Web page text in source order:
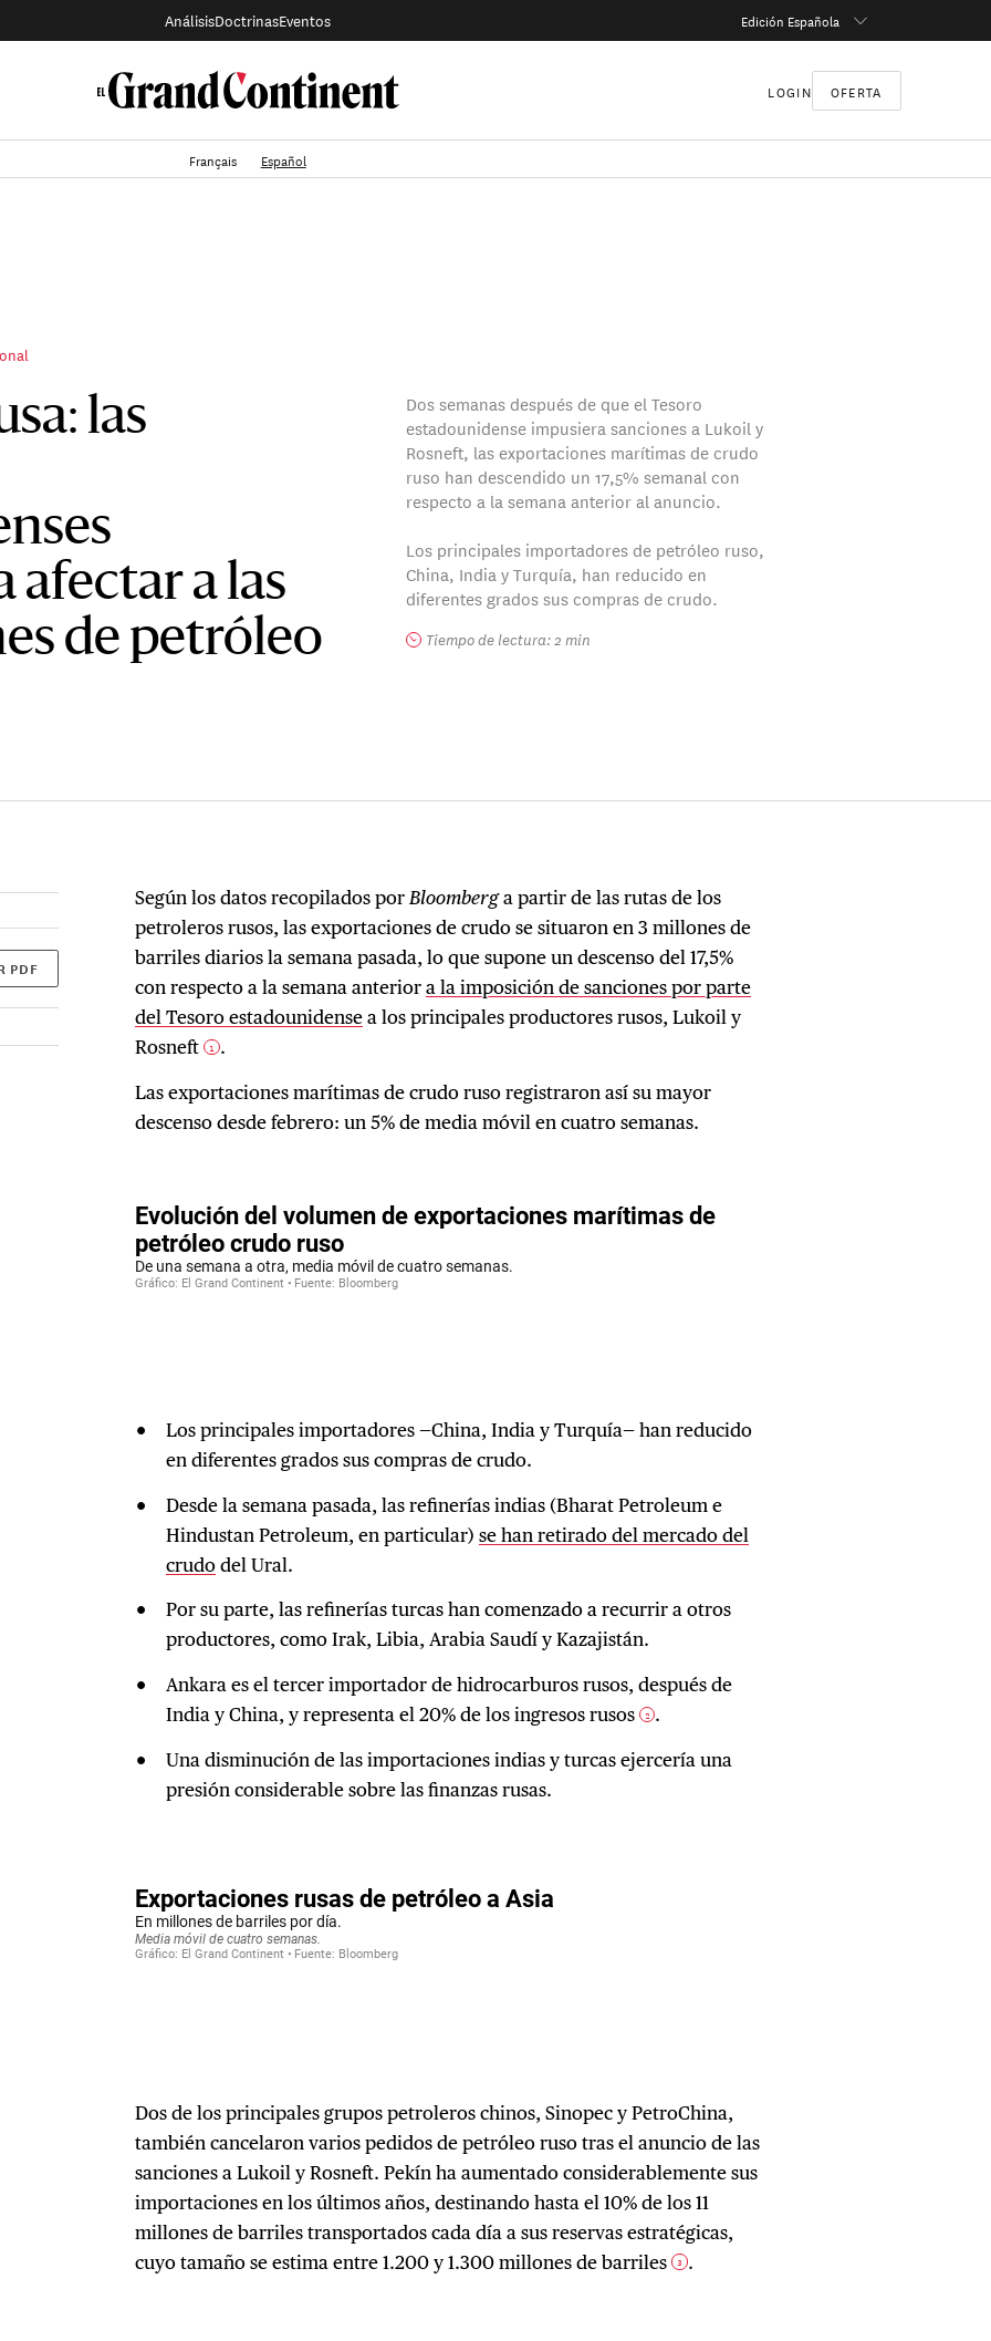
AnálisisDoctrinasEventos Edición Española
LOGIN OFERTA
Français Español
las
afectar a las
de petróleo
Dos semanas después de que el Tesoro
estadounidense impusiera sanciones a Lukoil y
Rosneft, las exportaciones marítimas de crudo
ruso han descendido un 17,5% semanal con
respecto a la semana anterior al anuncio.
Los principales importadores de petróleo ruso,
China, India y Turquía, han reducido en
diferentes grados sus compras de crudo.
Tiempo de lectura: 2 min
PDF
Según los datos recopilados por Bloomberga partir de las rutas de los
petroleros rusos, las exportaciones de crudo se situaron en 3 millones de
barriles diarios la semana pasada, lo que supone un descenso del 17,5%
con respecto a la semana anteriora la imposición de sanciones por parte
del Tesoro estadounidensea los principales productores rusos, Lukoil y
Rosneft 1 .
Las exportaciones marítimas de crudo ruso registraron así su mayor
descenso desde febrero: un 5% de media móvil en cuatro semanas.
Los principales importadores —China, India y Turquía— han reducido
en diferentes grados sus compras de crudo.
Desde la semana pasada, las refinerías indias (Bharat Petroleum e
Hindustan Petroleum, en particular) se han retirado del mercado del
crudodel Ural.
Por su parte, las refinerías turcas han comenzado a recurrir a otros
productores, como Irak, Libia, Arabia Saudí y Kazajistán.
Ankara es el tercer importador de hidrocarburos rusos, después de
India y China, y representa el 20% de los ingresos rusos 2 .
Una disminución de las importaciones indias y turcas ejercería una
presión considerable sobre las finanzas rusas.
Dos de los principales grupos petroleros chinos, Sinopec y PetroChina,
también cancelaron varios pedidos de petróleo ruso tras el anuncio de las
sanciones a Lukoil y Rosneft. Pekín ha aumentado considerablemente sus
importaciones en los últimos años, destinando hasta el 10% de los 11
millones de barriles transportados cada día a sus reservas estratégicas,
cuyo tamaño se estima entre 1.200 y 1.300 millones de barriles 3 .